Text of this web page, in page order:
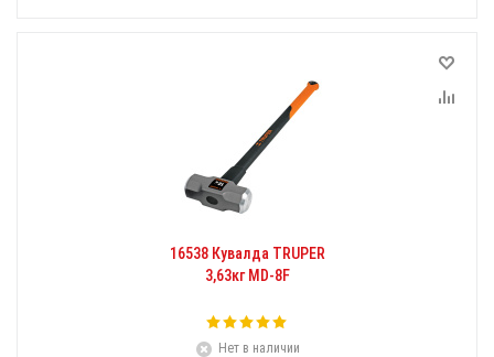
16538 Кувалда TRUPER
3,63кг MD-8F
Нет в наличии